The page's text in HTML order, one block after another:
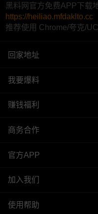
黑料网官方免费APP下载
https://heiliao.mfdaklto.cc
推荐使用 Chrome/夸克/
回家地址
我要爆料
赚钱福利
商务合作
官方APP
加入我们
使用帮助